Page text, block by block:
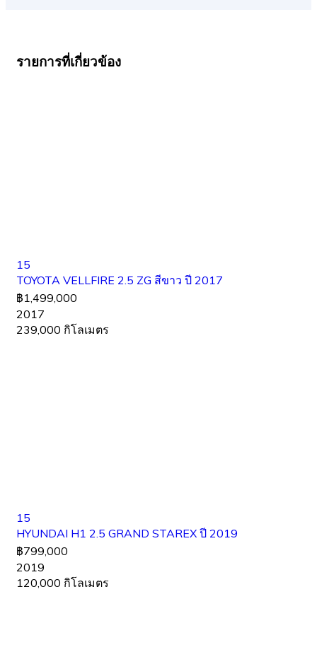
รายการที่เกี่ยวข้อง
15
TOYOTA VELLFIRE 2.5 ZG สีขาว ปี 2017
฿1,499,000
2017
239,000 กิโลเมตร
15
HYUNDAI H1 2.5 GRAND STAREX ปี 2019
฿799,000
2019
120,000 กิโลเมตร